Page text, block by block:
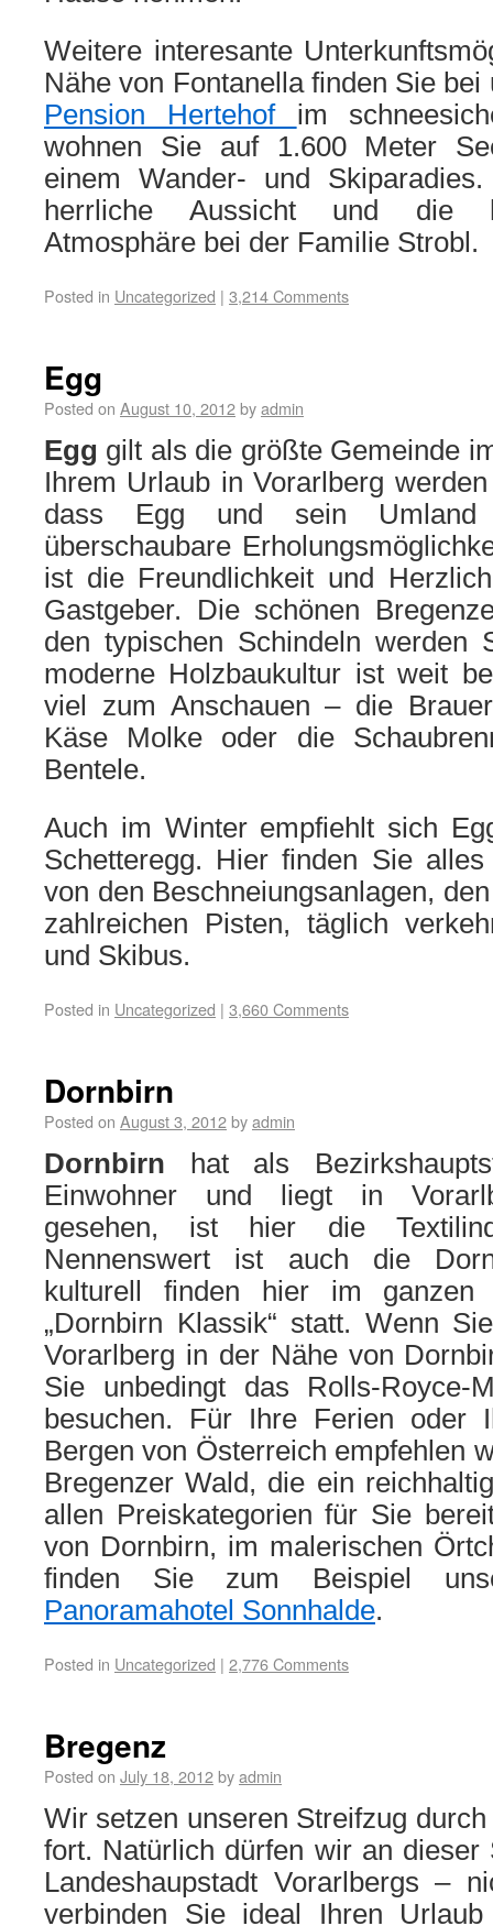
Weitere interesante
Nähe von Fontanella finden Sie
Pension Hertehof im
wohnen Sie auf 1.600 Meter
einem Wander- und
herrliche Aussicht und die
Atmosphäre bei der Familie Strobl.
Posted in Uncategorized | 3,214 Comments
Egg
Posted on August 10, 2012byadmin
Egg gilt als die größte Gemeinde
Ihrem Urlaub in Vorarlberg
dass Egg und sein
überschaubare
ist die Freundlichkeit und
Gastgeber. Die schönen
den typischen Schindeln werden
moderne Holzbaukultur ist weit
viel zum Anschauen – die
Käse Molke oder die
Bentele.
Auch im Winter empfiehlt sich
Schetteregg. Hier finden Sie
von den Beschneiungsanlagen,
zahlreichen Pisten, täglich
und Skibus.
Posted in Uncategorized | 3,660 Comments
Dornbirn
Posted on August 3, 2012byadmin
Dornbirn hat als
Einwohner und liegt in
gesehen, ist hier die
Nennenswert ist auch die
kulturell finden hier im ganzen
„Dornbirn Klassik“ statt. Wenn
Vorarlberg in der Nähe von
Sie unbedingt das Rolls-Royce-
besuchen. Für Ihre Ferien oder
Bergen von Österreich empfehlen
Bregenzer Wald, die ein
allen Preiskategorien für Sie
von Dornbirn, im malerischen
finden Sie zum Beispiel
Panoramahotel Sonnhalde.
Posted in Uncategorized | 2,776 Comments
Bregenz
Posted on July 18, 2012byadmin
Wir setzen unseren Streifzug
fort. Natürlich dürfen wir an dieser
Landeshaupstadt Vorarlbergs –
verbinden Sie ideal Ihren